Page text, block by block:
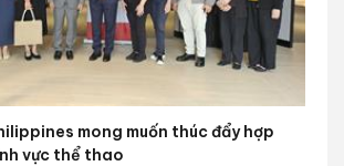
mong muốn thúc đẩy hợp
vực thể thao